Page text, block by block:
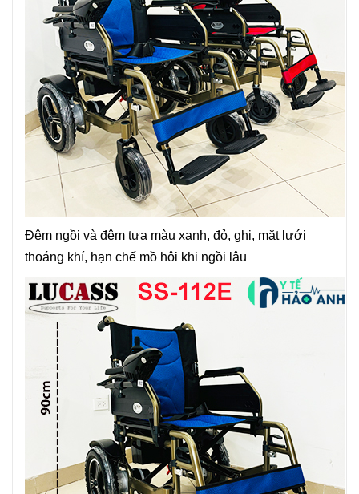
Đệm ngồi và đệm tựa màu xanh, đỏ, ghi, mặt lưới
thoáng khí, hạn chế mồ hôi khi ngồi lâu